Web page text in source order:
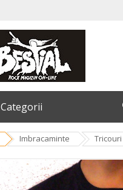
Categorii
Imbracaminte